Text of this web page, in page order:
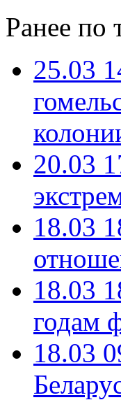
Ранее по
25.03
20.03
18.03
18.03
годам
18.03